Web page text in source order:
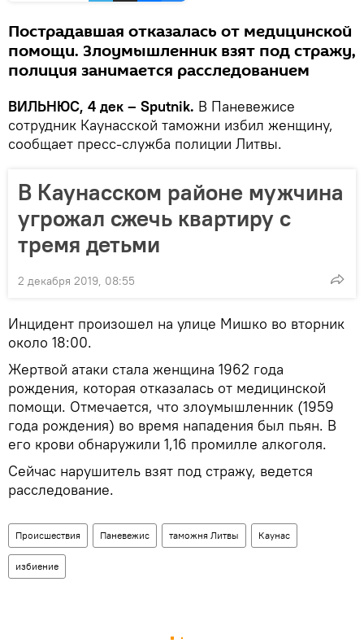
Пострадавшая отказалась от медицинской
помощи. Злоумышленник взят под стражу,
полиция занимается расследованием
ВИЛЬНЮС, 4 дек – Sputnik. В Паневежисе
сотрудник Каунасской таможни избил женщину,
сообщает пресс-служба полиции Литвы.
В Каунасском районе мужчина
угрожал сжечь квартиру с
тремя детьми
2 декабря 2019, 08:55
Инцидент произошел на улице Мишко во вторник
около 18:00.
Жертвой атаки стала женщина 1962 года
рождения, которая отказалась от медицинской
помощи. Отмечается, что злоумышленник (1959
года рождения) во время нападения был пьян. В
его крови обнаружили 1,16 промилле алкоголя.
Сейчас нарушитель взят под стражу, ведется
расследование.
Происшествия Паневежис таможня Литвы Каунас
избиение